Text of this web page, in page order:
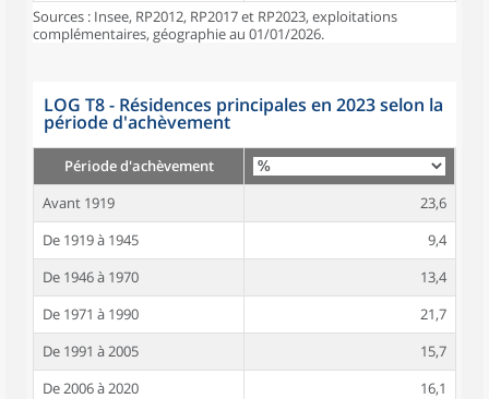
Sources : Insee, RP2012, RP2017 et RP2023, exploitations
complémentaires, géographie au 01/01/2026.
LOG T8 - Résidences principales en 2023 selon la
période d'achèvement
Période d'achèvement
Avant 1919
23,6
De 1919 à 1945
9,4
De 1946 à 1970
13,4
De 1971 à 1990
21,7
De 1991 à 2005
15,7
De 2006 à 2020
16,1